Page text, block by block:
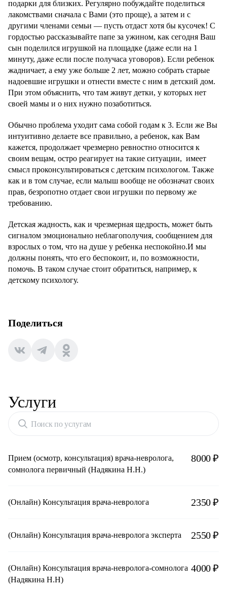
подарки для близких. Регулярно побуждайте поделиться
лакомствами сначала с Вами (это проще), а затем и с
другими членами семьи — пусть отдаст хотя бы кусочек! С
гордостью рассказывайте папе за ужином, как сегодня Ваш
сын поделился игрушкой на площадке (даже если на 1
минуту, даже если после получаса уговоров). Если ребенок
жадничает, а ему уже больше 2 лет, можно собрать старые
надоевшие игрушки и отнести вместе с ним в детский дом.
При этом объяснить, что там живут детки, у которых нет
своей мамы и о них нужно позаботиться.
Обычно проблема уходит сама собой годам к 3. Если же Вы
интуитивно делаете все правильно, а ребенок, как Вам
кажется, продолжает чрезмерно ревностно относится к
своим вещам, остро реагирует на такие ситуации, имеет
смысл проконсультироваться с детским психологом. Также
как и в том случае, если малыш вообще не обозначат своих
прав, безропотно отдает свои игрушки по первому же
требованию.
Детская жадность, как и чрезмерная щедрость, может быть
сигналом эмоционально неблагополучия, сообщением для
взрослых о том, что на душе у ребенка неспокойно.И мы
должны понять, что его беспокоит, и, по возможности,
помочь. В таком случае стоит обратиться, например, к
детскому психологу.
Поделиться
Услуги
Поиск по услугам
Прием (осмотр, консультация) врача-невролога,
сомнолога первичный (Надякина Н.Н.)
8000 ₽
(Онлайн) Консультация врача-невролога 2350 ₽
(Онлайн) Консультация врача-невролога эксперта 2550 ₽
(Онлайн) Консультация врача-невролога-сомнолога
(Надякина Н.Н)
4000 ₽